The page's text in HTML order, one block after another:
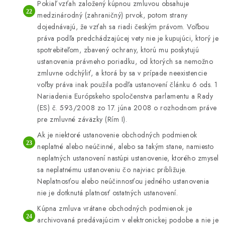
Pokiaľ vzťah založený kúpnou zmluvou obsahuje
medzinárodný (zahraničný) prvok, potom strany
dojednávajú, že vzťah sa riadi českým právom. Voľbou
práva podľa predchádzajúcej vety nie je kupujúci, ktorý je
spotrebiteľom, zbavený ochrany, ktorú mu poskytujú
ustanovenia právneho poriadku, od ktorých sa nemožno
zmluvne odchýliť, a ktorá by sa v prípade neexistencie
voľby práva inak použila podľa ustanovení článku 6 ods. 1
Nariadenia Európskeho spoločenstva parlamentu a Rady
(ES) č. 593/2008 zo 17. júna 2008 o rozhodnom práve
pre zmluvné záväzky (Rím I).
Ak je niektoré ustanovenie obchodných podmienok
neplatné alebo neúčinné, alebo sa takým stane, namiesto
neplatných ustanovení nastúpi ustanovenie, ktorého zmysel
sa neplatnému ustanoveniu čo najviac približuje.
Neplatnosťou alebo neúčinnosťou jedného ustanovenia
nie je dotknutá platnosť ostatných ustanovení.
Kúpna zmluva vrátane obchodných podmienok je
archivovaná predávajúcim v elektronickej podobe a nie je